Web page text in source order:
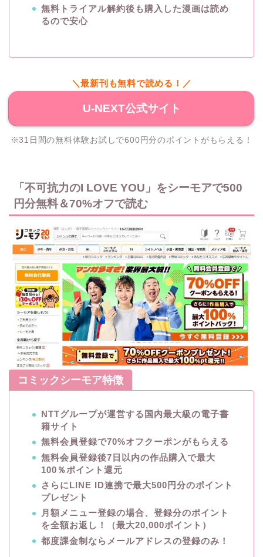
無料トライアル解約後も購入した漫画は読め
るので安心
＼最新刊も無料で読める！／
U-NEXT公式サイト
※31日間の無料体験お試しで600円分のポイントがもらえる！
「不可抗力のI LOVE YOU」をシーモアで500
円分無料＆70%オフで読む
コミックシーモア特徴
NTTグループが運営する国内最大級の電子書
籍サイト
無料会員登録で70%オフクーポンがもらえる
無料会員登録後7日以内の作品購入で最大
100％ポイント還元
さらにLINE ID連携で最大500円分のポイント
プレゼント
月額メニュー登録の場合、登録分のポイント
を全額お返し！（最大20,000ポイント）
都度課金制ならメールアドレスの登録のみ！